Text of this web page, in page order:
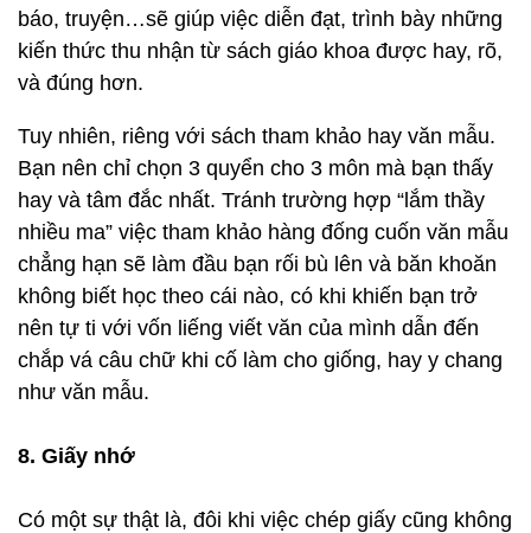
báo, truyện…sẽ giúp việc diễn đạt, trình bày những
kiến thức thu nhận từ sách giáo khoa được hay, rõ,
và đúng hơn.
Tuy nhiên, riêng với sách tham khảo hay văn mẫu.
Bạn nên chỉ chọn 3 quyển cho 3 môn mà bạn thấy
hay và tâm đắc nhất. Tránh trường hợp “lắm thầy
nhiều ma” việc tham khảo hàng đống cuốn văn mẫu
chẳng hạn sẽ làm đầu bạn rối bù lên và băn khoăn
không biết học theo cái nào, có khi khiến bạn trở
nên tự ti với vốn liếng viết văn của mình dẫn đến
chắp vá câu chữ khi cố làm cho giống, hay y chang
như văn mẫu.
8. Giấy nhớ
Có một sự thật là, đôi khi việc chép giấy cũng không